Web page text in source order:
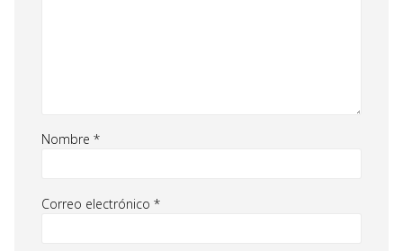
Nombre *
Correo electrónico *